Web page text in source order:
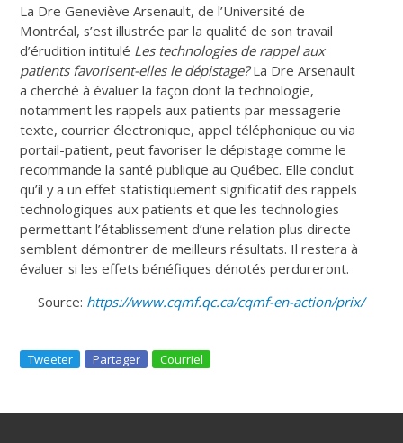
La Dre Geneviève Arsenault, de l’Université de
Montréal, s’est illustrée par la qualité de son travail
d’érudition intitulé Les technologies de rappel aux
patients favorisent-elles le dépistage?La Dre Arsenault
a cherché à évaluer la façon dont la technologie,
notamment les rappels aux patients par messagerie
texte, courrier électronique, appel téléphonique ou via
portail-patient, peut favoriser le dépistage comme le
recommande la santé publique au Québec. Elle conclut
qu’il y a un effet statistiquement significatif des rappels
technologiques aux patients et que les technologies
permettant l’établissement d’une relation plus directe
semblent démontrer de meilleurs résultats. Il restera à
évaluer si les effets bénéfiques dénotés perdureront.
Source: https://www.cqmf.qc.ca/cqmf-en-action/prix/
Tweeter Partager Courriel